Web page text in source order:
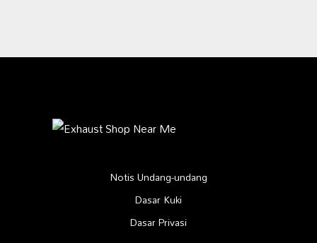
Notis Undang-undang
Dasar Kuki
Dasar Privasi